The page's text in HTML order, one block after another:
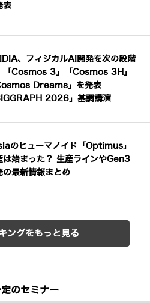
表
、フィジカルAI開発を次の段階
Cosmos 3」「Cosmos 3H」
Dreams」を発表
2026」基調講演
のヒューマノイド「Optimus」
は始まった？ 生産ラインやGen3
の最新情報まとめ
ングをもっと見る
定のセミナー